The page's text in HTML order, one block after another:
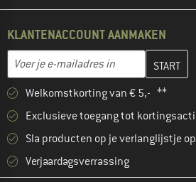
KLANTENACCOUNT AANMAKEN
Voer je e-mailadres in
Vul je e-mailadres hier in en maak in
Welkomstkorting van € 5,- **
Exclusieve toegang tot
Sla producten op je verlanglijstje op
Verjaardagsverrassing